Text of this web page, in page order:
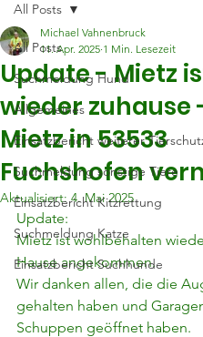
All Posts
Suchmeldung Hund
Allgemeines
Einsatzbericht weiterer
Suchmeldung sonstige Tiere
Einsatzbericht Kitzrettung
Suchmeldung Katze
Einsatzbericht Suchhunde
All Posts
Update - Mietz
wieder zuhause
Mietz in 53533
Fuchshofen
Michael Vahnenbruck
11. Apr. 2025 1 Min. Lesezeit
Aktualisiert:4. Mai 2025
Update:
Mietz ist wohlbehalten
Hause angekommen.
Wir danken allen, die die
gehalten haben und
Schuppen geöffnet haben.